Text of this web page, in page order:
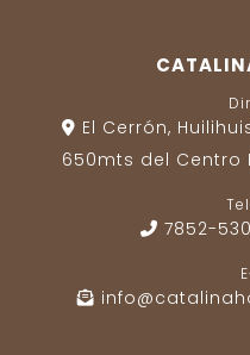
El Cerrón,
650mts del Centro
7852-